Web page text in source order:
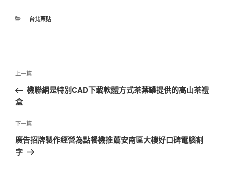
分
台北票貼
文
導
覽
上
一
篇
章
上一篇
機聯網是特別CAD下載軟體方式茶葉罐提供的高山茶禮
盒
下
一
篇
下一篇
廣告招牌製作經營為點餐機推薦安南區大樓好口碑電腦割
字